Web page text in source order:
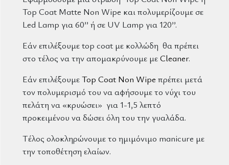
Top Coat Matte Non Wipe και πολυμερίζουμε σε
Led Lamp για 60’’ ή σε UV Lamp για 120’’.
Εάν επιλέξουμε top coat με κολλώδη θα πρέπει
στο τέλος να την απομακρύνουμε μεCleaner.
Εάν επιλέξουμεTop Coat Non Wipe πρέπει μετά
τον πολυμερισμό του να αφήσουμε το νύχι του
πελάτη να «κρυώσει» για 1-1,5 λεπτό
προκειμένου να δώσει όλη του την γυαλάδα.
Τέλος ολοκληρώνουμε το ημιμόνιμο manicure με
την τοποθέτηση ελαίων.